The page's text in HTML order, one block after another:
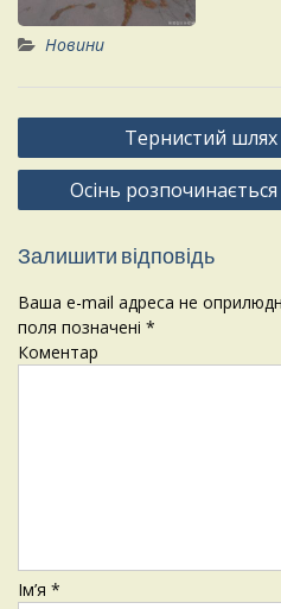
Новини
Навігація
записів
Тернистий шлях
Осінь
Залишити відповідь
Ваша e-mail адреса не
поля позначені *
Коментар
Ім’я *